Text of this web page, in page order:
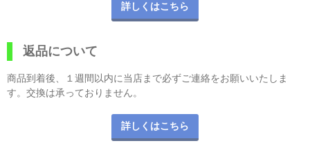
詳しくはこちら
返品について
商品到着後、１週間以内に当店まで必ずご連絡をお願いいたしま
す。交換は承っておりません。
詳しくはこちら